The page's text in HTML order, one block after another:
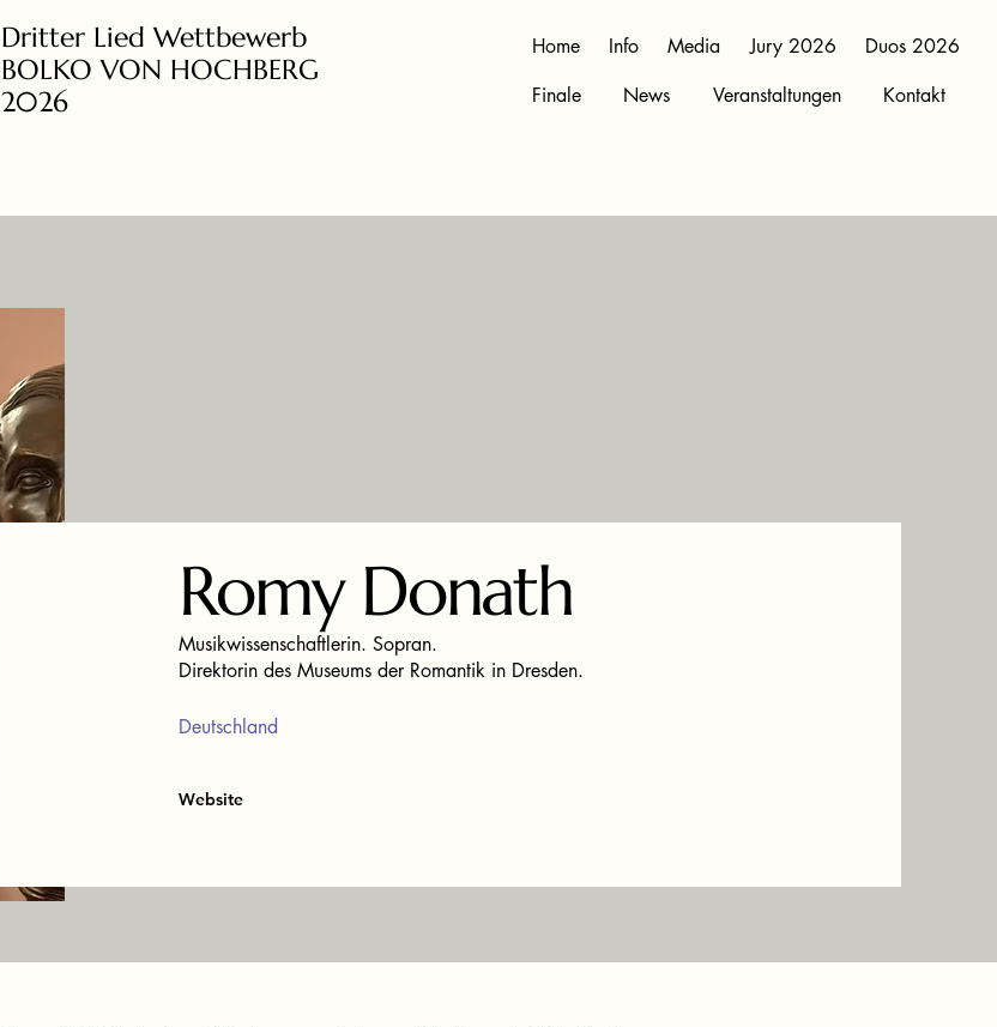
Dritter Lied Wettbewerb
BOLKO VON HOCHBERG
2026
Home Info Media Jury 2026
Duos 2026
Finale
News Veranstaltungen Kontakt
Romy Donath
Musikwissenschaftlerin. Sopran.
Direktorin des Museums der Romantik in Dresden.
Deutschland
Website